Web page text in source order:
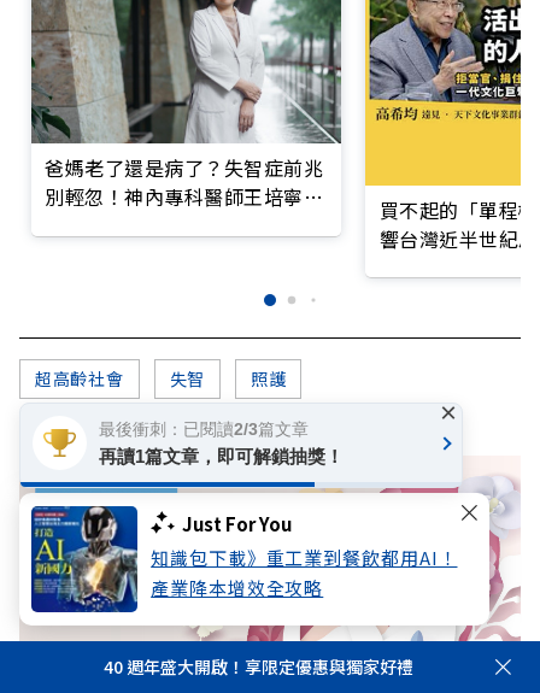
Just For You
知識包下載》重工業到餐飲都用AI！
產業降本增效全攻略
爸媽老了還是病了？失智症前兆
別輕忽！神內專科醫師王培寧呼
買不起的「單程
響台灣近半世紀
超高齡社會 失智 照護
40 週年盛大開啟！享限定優惠與獨家好禮
最後衝刺：已閱讀2/3篇文章
再讀1篇文章，即可解鎖抽獎！
×